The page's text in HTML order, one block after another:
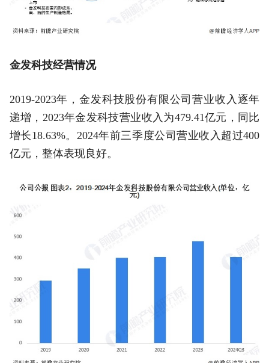
金发科技经营情况
2019-2023年，金发科技股份有限公司营业收入逐年
递增，2023年金发科技营业收入为479.41亿元，同比
增长18.63%。2024年前三季度公司营业收入超过400
亿元，整体表现良好。